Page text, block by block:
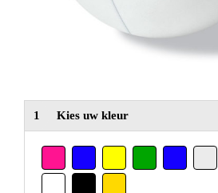
1 Kies uw kleur